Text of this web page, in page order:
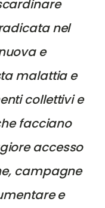
nel
e
malattia e
collettivi e
facciano
accesso
campagne
e